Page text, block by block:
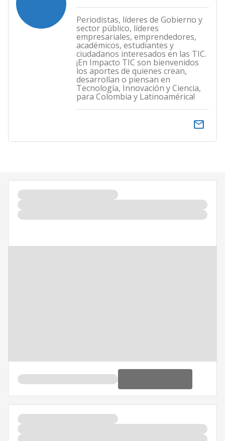
Periodistas, líderes de Gobierno y
sector público, líderes
empresariales, emprendedores,
académicos, estudiantes y
ciudadanos interesados en las TIC.
¡En Impacto TIC son bienvenidos
los aportes de quienes crean,
desarrollan o piensan en
Tecnología, Innovación y Ciencia,
para Colombia y Latinoamérica!
email